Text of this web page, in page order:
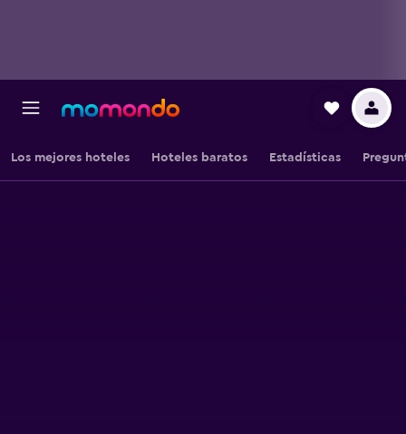
Los mejores hoteles Hoteles baratos Estadísticas